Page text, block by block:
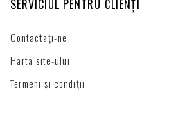
SERVICIUL PENTRU CLIENȚI
Contactați-ne
Harta site-ului
Termeni și condiții